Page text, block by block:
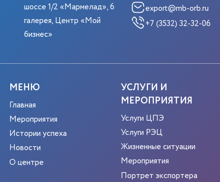
шоссе 1/2 «Мармелад», 6
галерея, Центр «Мой
бизнес»
export@mb-orb.ru
+7 (3532) 32-32-06
МЕНЮ
Главная
Мероприятия
Истории успеха
Новости
О центре
УСЛУГИ И
МЕРОПРИЯТИЯ
Услуги ЦПЭ
Услуги РЭЦ
Жизненные ситуации
Мероприятия
Портрет экспортера